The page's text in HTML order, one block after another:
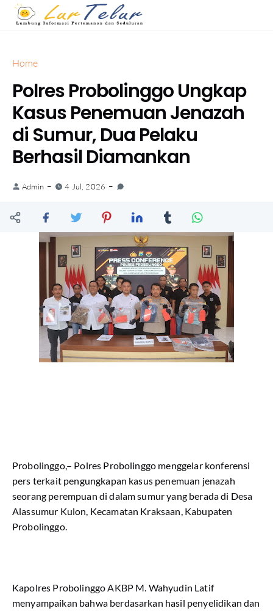
Home
Polres Probolinggo Ungkap
Kasus Penemuan Jenazah
di Sumur, Dua Pelaku
Berhasil Diamankan
Admin 4 Jul, 2026
Probolinggo,– Polres Probolinggo menggelar konferensi
pers terkait pengungkapan kasus penemuan jenazah
seorang perempuan di dalam sumur yang berada di Desa
Alassumur Kulon, Kecamatan Kraksaan, Kabupaten
Probolinggo.
Kapolres Probolinggo AKBP M. Wahyudin Latif
menyampaikan bahwa berdasarkan hasil penyelidikan dan